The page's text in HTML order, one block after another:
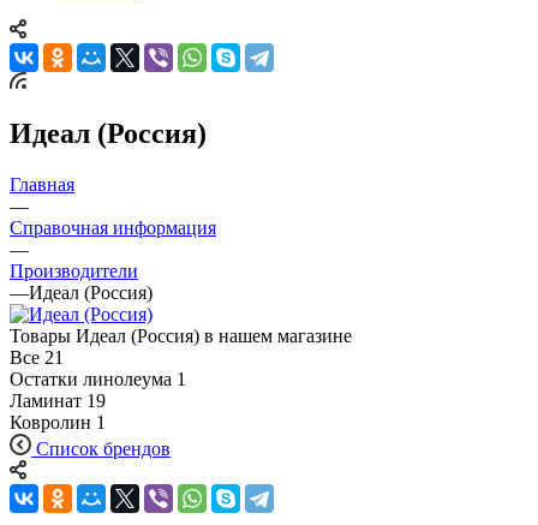
Идеал (Россия)
Главная
—
Справочная информация
—
Производители
—Идеал (Россия)
Товары Идеал (Россия) в нашем магазине
Все 21
Остатки линолеума 1
Ламинат 19
Ковролин 1
Список брендов